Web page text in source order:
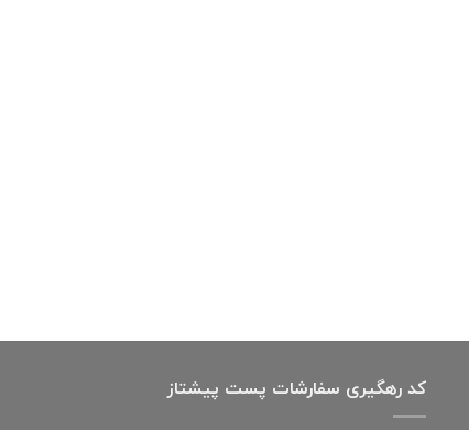
کد رهگیری سفارشات پست پیشتاز